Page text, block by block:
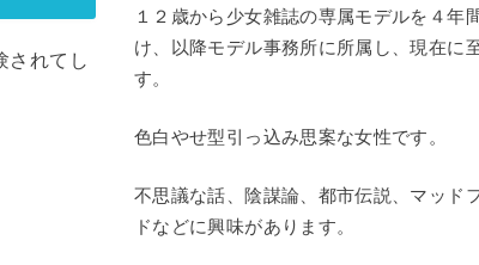
されてし
１２歳から少女雑誌の専属モデルを４年
け、以降モデル事務所に所属し、現在に
す。
色白やせ型引っ込み思案な女性です。
不思議な話、陰謀論、都市伝説、マッド
ドなどに興味があります。